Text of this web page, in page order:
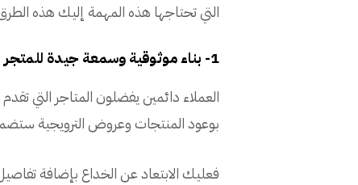
التي تحتاجها هذه المهمة إليك هذه
1- بناء موثوقية وسمعة جيدة للمتجر
العملاء دائمين يفضلون المتاجر التي
بوعود المنتجات وعروض الترويجية
فعليك الابتعاد عن الخداع بإضافة